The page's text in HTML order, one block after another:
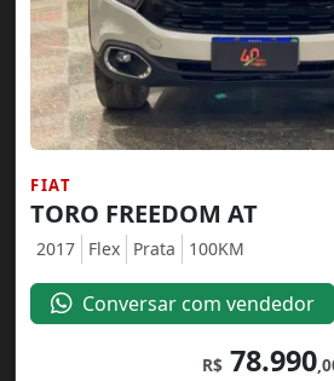
FIAT
TORO FREEDOM AT
2017 Flex Prata 100KM
Conversar com vendedor
R$78.990